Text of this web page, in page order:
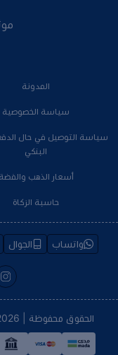
المدونة
سياسة الخصوصية
سياسة التوصيل في حال
البنكي
أسعار الذهب والفضة
حاسبة الزكاة
واتساب الجوال
الحقوق محفوظة | 2026